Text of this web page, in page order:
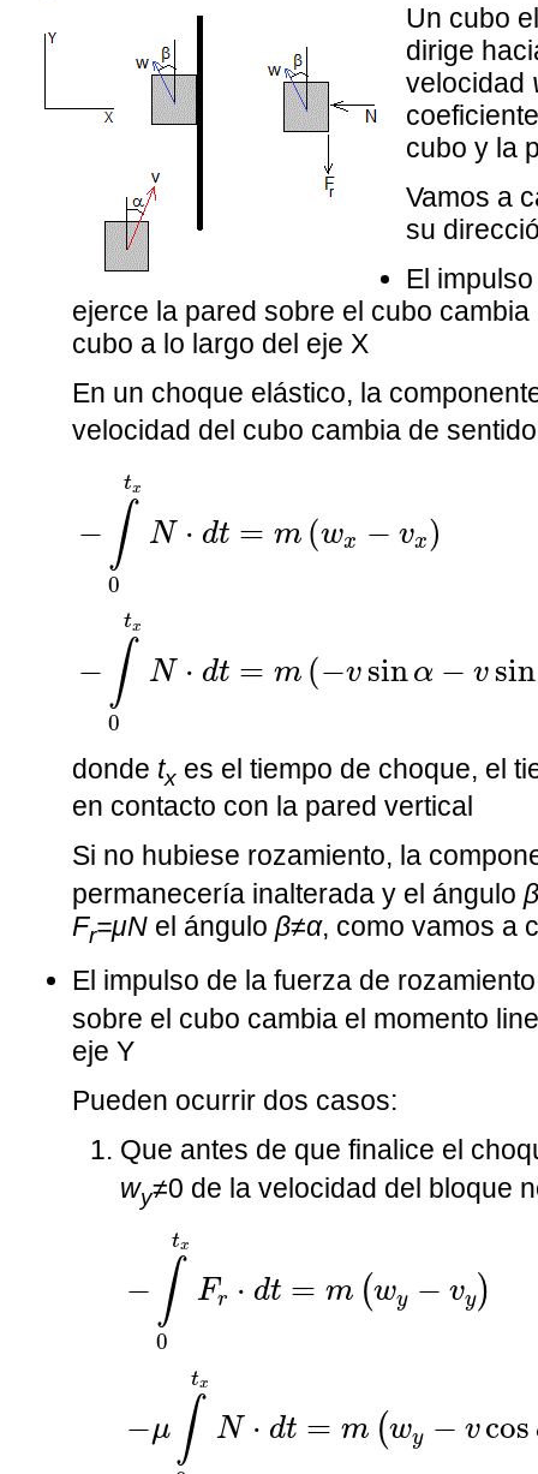
Un cubo
dirige
velocidad
cubo y la
Vamos a
su
El
ejerce la pared sobre el cubo
cubo a lo largo del eje X
En un choque elástico, la
velocidad del cubo cambia de
−
tx
∫
0
N ⋅ dt = m (wx − vx)
−
tx
∫
0
N ⋅ dt = m (−v sin α − v sin
tx
donde tx es el tiempo de choque, el
en contacto con la pared vertical
Si no hubiese rozamiento, la
permanecería inalterada y el ángulo
Fr=μN el ángulo β≠α, como vamos a
El impulso de la fuerza de
sobre el cubo cambia el momento
eje Y
Pueden ocurrir dos casos:
Que antes de que finalice el
wy≠0 de la velocidad del bloque
−
tx
∫
0
Fr ⋅ dt = m (wy − vy )
−μ
tx
∫ N ⋅ dt = m (wy − v cos
tx